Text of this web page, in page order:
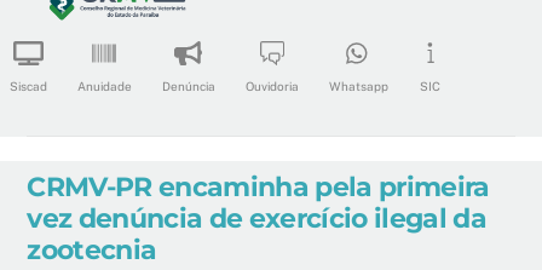
Siscad Anuidade Denúncia Ouvidoria Whatsapp SIC
CRMV-PR encaminha pela primeira
vez denúncia de exercício ilegal da
zootecnia